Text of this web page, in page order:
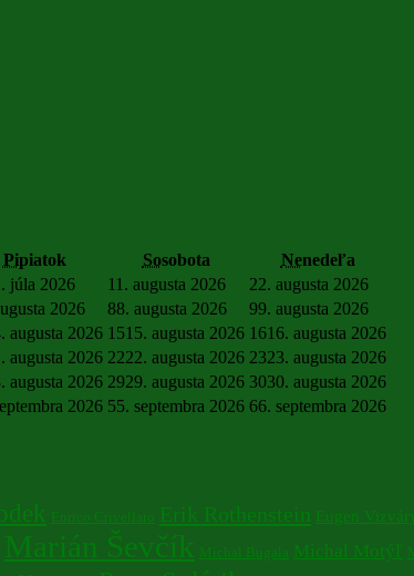
Pipiatok Sosobota Nenedeľa
júla 2026 1 1. augusta 2026 22. augusta 2026
2026 88. augusta 2026 99. augusta 2026
augusta 2026 1515. augusta 2026 1616. augusta 2026
augusta 2026 2222. augusta 2026 2323. augusta 2026
augusta 2026 2929. augusta 2026 3030. augusta 2026
2026 55. septembra 2026 66. septembra 2026
Enrico Crivellaro Erik Rothenstein Eugen
Marián Ševčík Michal Bugala Michal Motýľ